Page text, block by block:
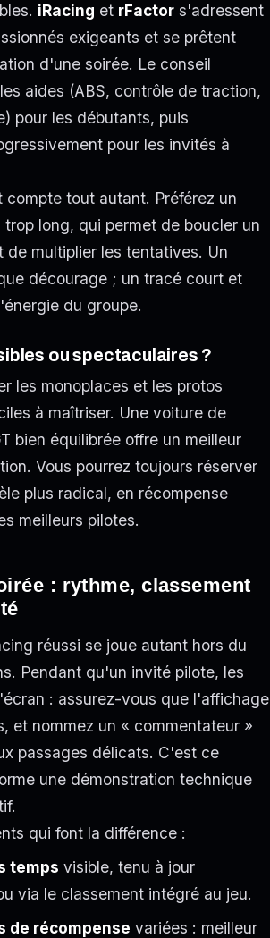
iRacing et rFactor s'adressent
exigeants et se prêtent
d'une soirée. Le conseil
aides (ABS, contrôle de traction,
pour les débutants, puis
pour les invités à
compte tout autant. Préférez un
long, qui permet de boucler un
de multiplier les tentatives. Un
décourage ; un tracé court et
du groupe.
ou spectaculaires ?
les monoplaces et les protos
à maîtriser. Une voiture de
bien équilibrée offre un meilleur
Vous pourrez toujours réserver
plus radical, en récompense
meilleurs pilotes.
: rythme, classement
réussi se joue autant hors du
Pendant qu'un invité pilote, les
: assurez-vous que l'affichage
et nommez un « commentateur »
passages délicats. C'est ce
une démonstration technique
qui font la différence :
temps visible, tenu à jour
via le classement intégré au jeu.
de récompense variées : meilleur